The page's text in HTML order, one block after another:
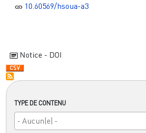
TYPE DE CONTENU
10.60569/hsoua-a3
Notice - DOI